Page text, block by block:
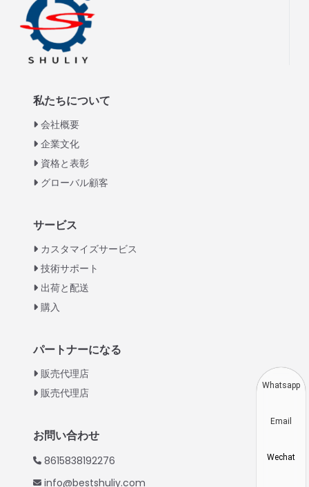
私たちについて
会社概要
企業文化
資格と表彰
グローバル顧客
サービス
カスタマイズサービス
技術サポート
出荷と配送
購入
パートナーになる
販売代理店
販売代理店
お問い合わせ
8615838192276
info@bestshuliy.com
Vietnamese
Thai
Turkish
Swahili
Urdu
Greek
Italian
Whatsapp
Email
Wechat